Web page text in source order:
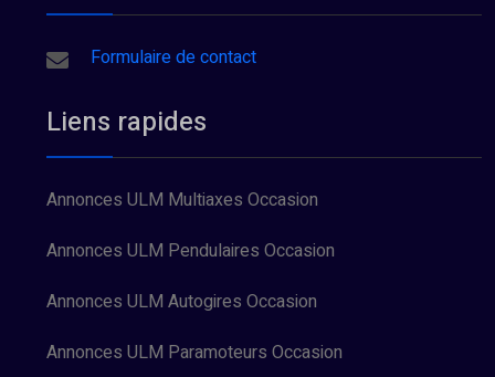
Formulaire de contact
Liens rapides
Annonces ULM Multiaxes Occasion
Annonces ULM Pendulaires Occasion
Annonces ULM Autogires Occasion
Annonces ULM Paramoteurs Occasion